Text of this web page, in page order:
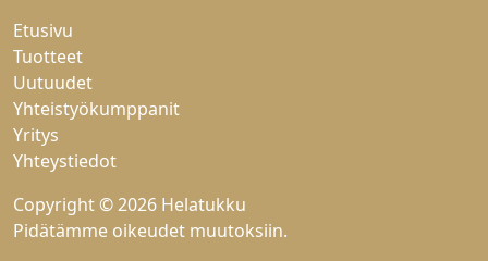
Etusivu
Tuotteet
Uutuudet
Yhteistyökumppanit
Yritys
Yhteystiedot
Copyright © 2026 Helatukku
Pidätämme oikeudet muutoksiin.